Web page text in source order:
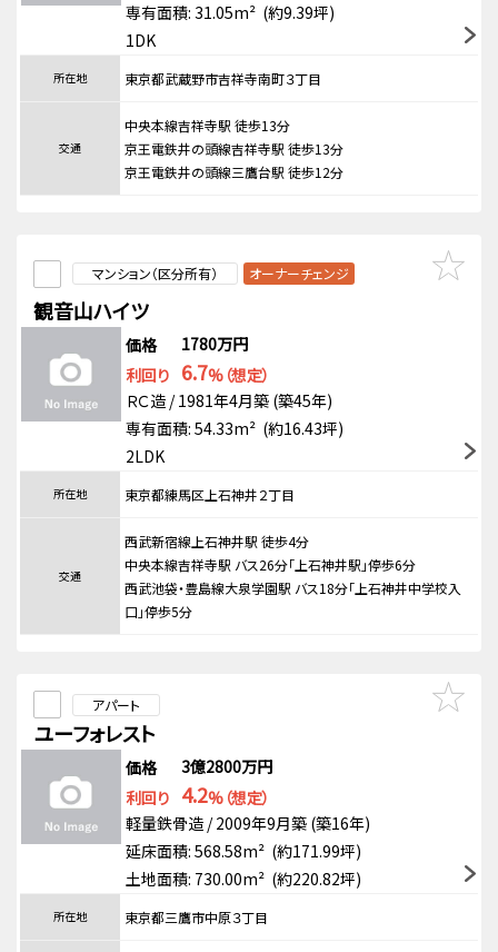
専有面積: 31.05m² (約9.39坪)
1DK
所在地 東京都武蔵野市吉祥寺南町３丁目
交通
中央本線吉祥寺駅 徒歩13分
京王電鉄井の頭線吉祥寺駅 徒歩13分
京王電鉄井の頭線三鷹台駅 徒歩12分
マンション（区分所有） オーナーチェンジ
観音山ハイツ
価格
1780万円
利回り 6.7%（想定）
ＲＣ造 / 1981年4月築 (築45年)
専有面積: 54.33m² (約16.43坪)
2LDK
所在地 東京都練馬区上石神井２丁目
交通
西武新宿線上石神井駅 徒歩4分
中央本線吉祥寺駅 バス26分「上石神井駅」停歩6分
西武池袋・豊島線大泉学園駅 バス18分「上石神井中学校入
口」停歩5分
アパート
ユーフォレスト
価格
3億2800万円
利回り 4.2%（想定）
軽量鉄骨造 / 2009年9月築 (築16年)
延床面積: 568.58m² (約171.99坪)
土地面積: 730.00m² (約220.82坪)
所在地 東京都三鷹市中原３丁目